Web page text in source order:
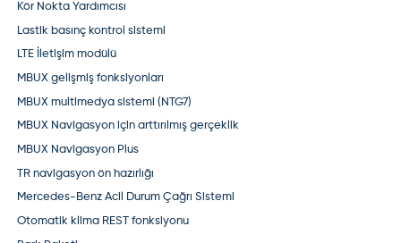
Kör Nokta Yardımcısı
Lastik basınç kontrol sistemi
LTE İletişim modülü
MBUX gelişmiş fonksiyonları
MBUX multimedya sistemi (NTG7)
MBUX Navigasyon için arttırılmış gerçeklik
MBUX Navigasyon Plus
TR navigasyon ön hazırlığı
Mercedes-Benz Acil Durum Çağrı Sistemi
Otomatik klima REST fonksiyonu